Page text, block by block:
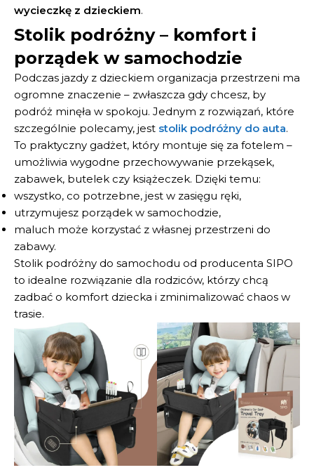
wycieczkę z dzieckiem.
Stolik podróżny – komfort i
porządek w samochodzie
Podczas jazdy z dzieckiem organizacja przestrzeni ma
ogromne znaczenie – zwłaszcza gdy chcesz, by
podróż minęła w spokoju. Jednym z rozwiązań, które
szczególnie polecamy, jest stolik podróżny do auta.
To praktyczny gadżet, który montuje się za fotelem –
umożliwia wygodne przechowywanie przekąsek,
zabawek, butelek czy książeczek. Dzięki temu:
wszystko, co potrzebne, jest w zasięgu ręki,
utrzymujesz porządek w samochodzie,
maluch może korzystać z własnej przestrzeni do
zabawy.
Stolik podróżny do samochodu od producenta SIPO
to idealne rozwiązanie dla rodziców, którzy chcą
zadbać o komfort dziecka i zminimalizować chaos w
trasie.